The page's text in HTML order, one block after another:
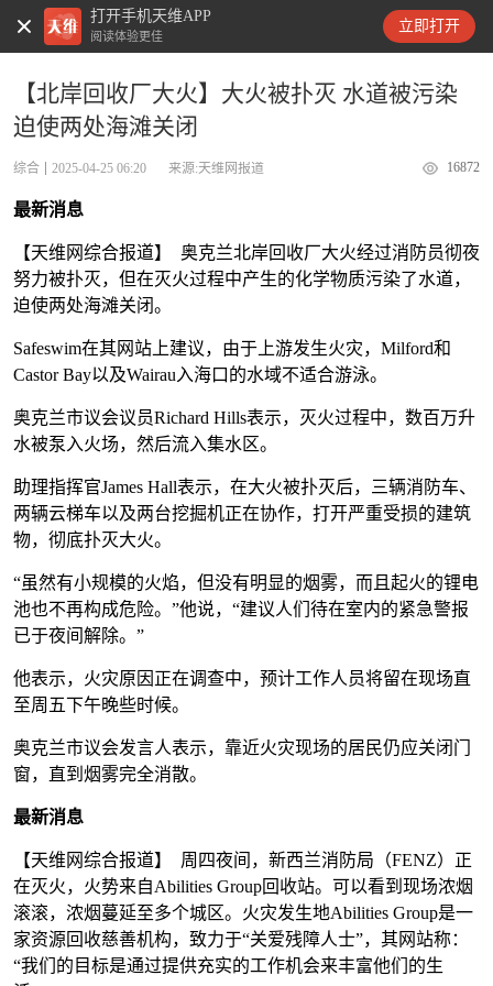
打开手机天维APP
阅读体验更佳
立即打开
天维新闻
【北岸回收厂大火】大火被扑灭 水道被污染
迫使两处海滩关闭
综合 2025-04-25 06:20 来源:天维网报道 16872
最新消息
【天维网综合报道】 奥克兰北岸回收厂大火经过消防员彻夜
努力被扑灭，但在灭火过程中产生的化学物质污染了水道，
迫使两处海滩关闭。
Safeswim在其网站上建议，由于上游发生火灾，Milford和
Castor Bay以及Wairau入海口的水域不适合游泳。
奥克兰市议会议员Richard Hills表示，灭火过程中，数百万升
水被泵入火场，然后流入集水区。
助理指挥官James Hall表示，在大火被扑灭后，三辆消防车、
两辆云梯车以及两台挖掘机正在协作，打开严重受损的建筑
物，彻底扑灭大火。
“虽然有小规模的火焰，但没有明显的烟雾，而且起火的锂电
池也不再构成危险。”他说，“建议人们待在室内的紧急警报
已于夜间解除。”
他表示，火灾原因正在调查中，预计工作人员将留在现场直
至周五下午晚些时候。
奥克兰市议会发言人表示，靠近火灾现场的居民仍应关闭门
窗，直到烟雾完全消散。
最新消息
【天维网综合报道】 周四夜间，新西兰消防局（FENZ）正
在灭火，火势来自Abilities Group回收站。可以看到现场浓烟
滚滚，浓烟蔓延至多个城区。火灾发生地Abilities Group是一
家资源回收慈善机构，致力于“关爱残障人士”，其网站称：
“我们的目标是通过提供充实的工作机会来丰富他们的生